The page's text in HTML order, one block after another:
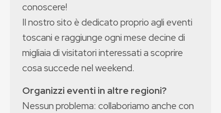
conoscere!
Il nostro sito è dedicato proprio agli eventi
toscani e raggiunge ogni mese decine di
migliaia di visitatori interessati a scoprire
cosa succede nel weekend.
Organizzi eventi in altre regioni?
Nessun problema: collaboriamo anche con